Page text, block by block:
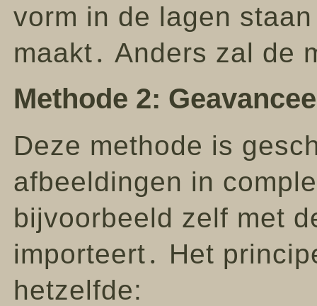
vorm in de lagen
maakt․ Anders zal de
Methode 2:
Deze methode is
afbeeldingen in
bijvoorbeeld zelf met
importeert․ Het
hetzelfde: